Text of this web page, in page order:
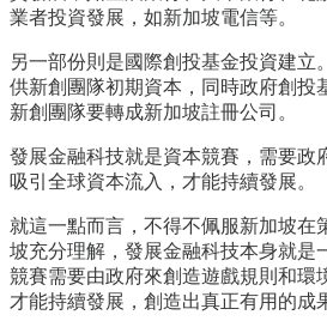
業者投資發展，如新加坡電信等。
另一部份則是國際創投基金投資建立
供新創團隊初期資本，同時政府創投
新創團隊要轉成新加坡註冊公司。
發展金融科技就是資本競賽，需要政
吸引全球資本流入，才能持續發展。
就這一點而言，不得不佩服新加坡在
坡充分理解，發展金融科技本身就是
競賽需要由政府來創造遊戲規則和環
才能持續發展，創造出真正有用的成